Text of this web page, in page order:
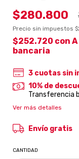
$280.800
Precio sin impuestos
$252.720 con
bancaria
3 cuotas sin
10% de
Transferencia
Ver más detalles
Envío gratis
CANTIDAD